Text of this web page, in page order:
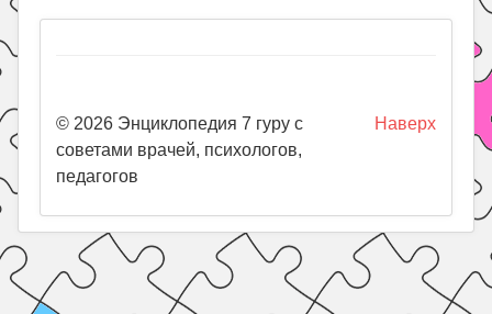
Наверх
© 2026 Энциклопедия 7 гуру с
советами врачей, психологов,
педагогов